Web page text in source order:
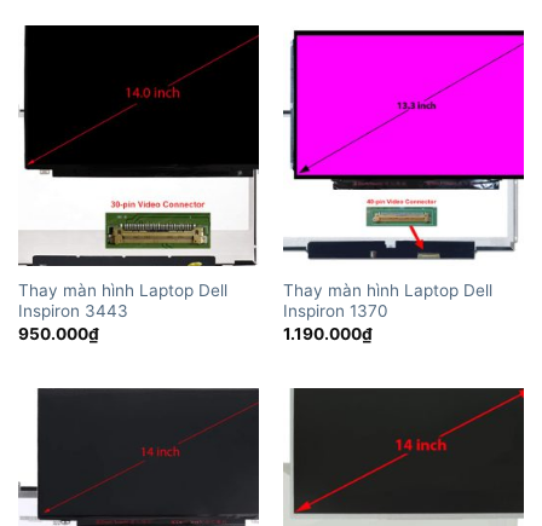
Thay màn hình Laptop Dell
Inspiron 3443
950.000₫
Thay màn hình Laptop Dell
Inspiron 1370
1.190.000₫